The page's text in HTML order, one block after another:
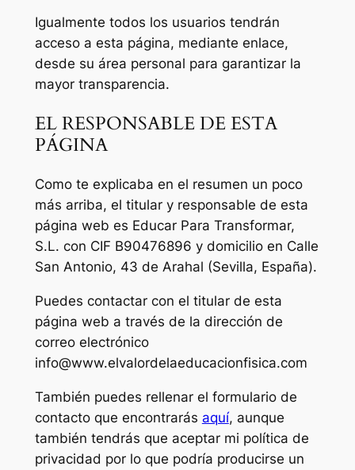
Igualmente todos los usuarios tendrán
acceso a esta página, mediante enlace,
desde su área personal para garantizar la
mayor transparencia.
EL RESPONSABLE DE ESTA
PÁGINA
Como te explicaba en el resumen un poco
más arriba, el titular y responsable de esta
página web es Educar Para Transformar,
S.L. con CIF B90476896 y domicilio en Calle
San Antonio, 43 de Arahal (Sevilla, España).
Puedes contactar con el titular de esta
página web a través de la dirección de
correo electrónico
info@www.elvalordelaeducacionfisica.com
También puedes rellenar el formulario de
contacto que encontrarás aquí, aunque
también tendrás que aceptar mi política de
privacidad por lo que podría producirse un